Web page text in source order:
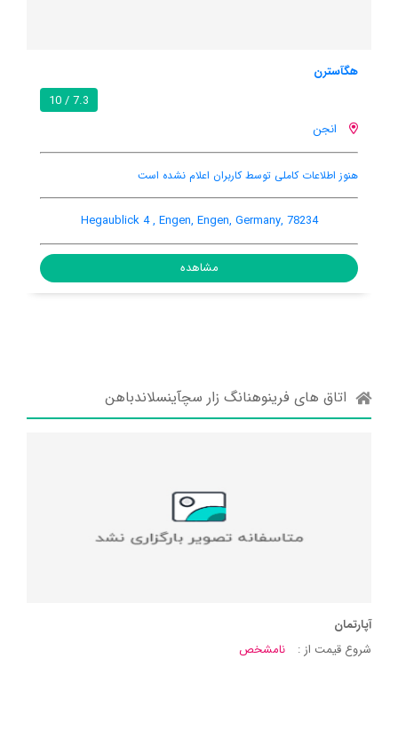
پارکینگ ماشین اینترنت رایگان در اتاق
16 Souterain, Engen, Engen, Germany, 78234
اتاق های فرینوهنانگ زار سچآینسلاندباهن
آپارتمان
شروع قیمت از :
نامشخص